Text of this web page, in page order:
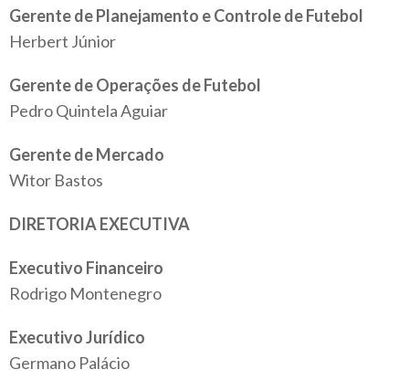
Gerente de Planejamento e Controle de Futebol
Herbert Júnior
Gerente de Operações de Futebol
Pedro Quintela Aguiar
Gerente de Mercado
Witor Bastos
DIRETORIA EXECUTIVA
Executivo Financeiro
Rodrigo Montenegro
Executivo Jurídico
Germano Palácio